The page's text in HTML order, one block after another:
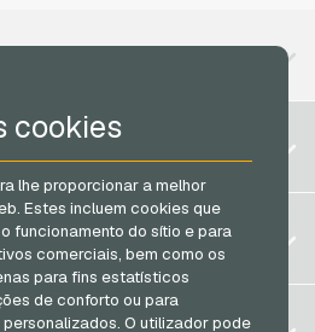
cookies
lhe proporcionar a melhor
Estes incluem cookies que
funcionamento do sítio e para
comerciais, bem como os
para fins estatísticos
de conforto ou para
O utilizador pode